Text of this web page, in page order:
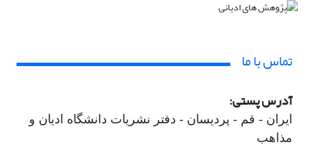
تماس با ما
آدرس پستی:
ایران - قم - پردیسان - دفتر نشریات دانشگاه ادیان و
مذاهب